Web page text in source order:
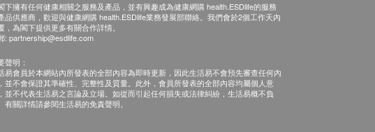
下擁有任何健康相關之服務及產品，並有興趣成為健康網購 health.ESDlife的服務
品供應商，歡迎與健康網購 health.ESDlife業務發展部聯絡。我們會於2個工作天內
，為閣下提供更多有關合作詳情。
: partnership@esdlife.com
聲明：
易會員於本網站內所發表的全部內容為即時更新，因此生活易不會預先審查任何內
並不會保證其準確性、完整性及質量。此外，會員所發表的全部內容均屬個人意
並不代表生活易之言論及立場。如從而引起任何損失或法律糾紛，生活易概不負
有關詳情請參閱生活易的免責聲明。